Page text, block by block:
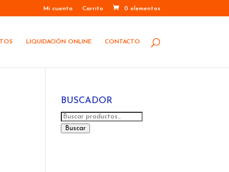
Mi cuenta Carrito 0 elementos
LIQUIDACIÓN ONLINE CONTACTO
BUSCADOR
Buscar
por:
Buscar